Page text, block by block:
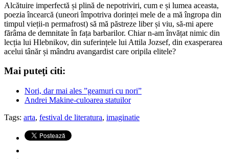
Alcătuire imperfectă și plină de nepotriviri, cum e și lumea aceasta,
poezia încearcă (uneori împotriva dorinței mele de a mă îngropa din
timpul vieții-n permafrost) să mă păstreze liber și viu, să-mi apere
fărâma de demnitate în fața barbarilor. Chiar n-am învățat nimic din
lecția lui Hlebnikov, din suferințele lui Attila Jozsef, din exasperarea
acelui tânăr și mândru avangardist care oripila elitele?
Mai puteţi citi:
Nori, dar mai ales ”geamuri cu nori”
Andrei Makine-culoarea statuilor
Tags: arta, festival de literatura, imaginatie